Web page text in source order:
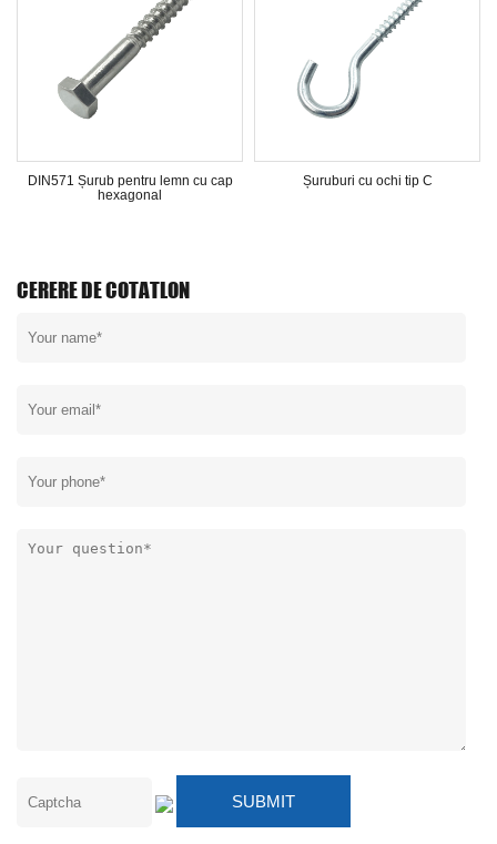
DIN571 Șurub pentru lemn cu cap
hexagonal
Șuruburi cu ochi tip C
CERERE DE COTATLON